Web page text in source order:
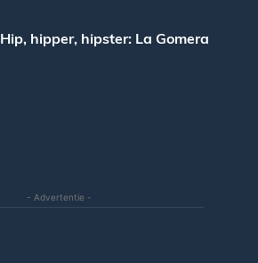
Hip, hipper, hipster: La Gomera
- Advertentie -